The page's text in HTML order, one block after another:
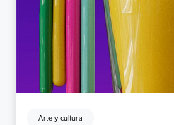
Arte y cultura